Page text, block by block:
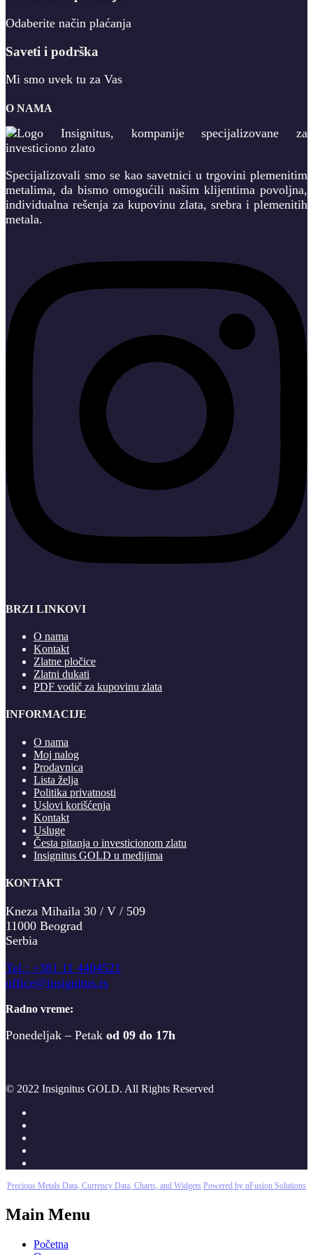
Odaberite način plaćanja
Saveti i podrška
Mi smo uvek tu za Vas
O NAMA
Specijalizovali smo se kao savetnici u trgovini plemenitim
metalima, da bismo omogućili našim klijentima povoljna,
individualna rešenja za kupovinu zlata, srebra i plemenitih
metala.
BRZI LINKOVI
O nama
Kontakt
Zlatne pločice
Zlatni dukati
PDF vodič za kupovinu zlata
INFORMACIJE
O nama
Moj nalog
Prodavnica
Lista želja
Politika privatnosti
Uslovi korišćenja
Kontakt
Usluge
Česta pitanja o investicionom zlatu
Insignitus GOLD u medijima
KONTAKT
Kneza Mihaila 30 / V / 509
11000 Beograd
Serbia
Tel.: +381 11 4404521
office@insignitus.rs
Radno vreme:
Ponedeljak – Petak od 09 do 17h
© 2022 Insignitus GOLD. All Rights Reserved
Precious Metals Data, Currency Data, Charts, and Widgets Powered by nFusion Solutions
Main Menu
Početna